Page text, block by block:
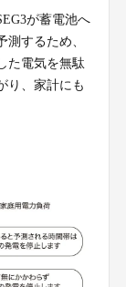
が蓄電池へ
するため、
た電気を無駄
り、家計にも